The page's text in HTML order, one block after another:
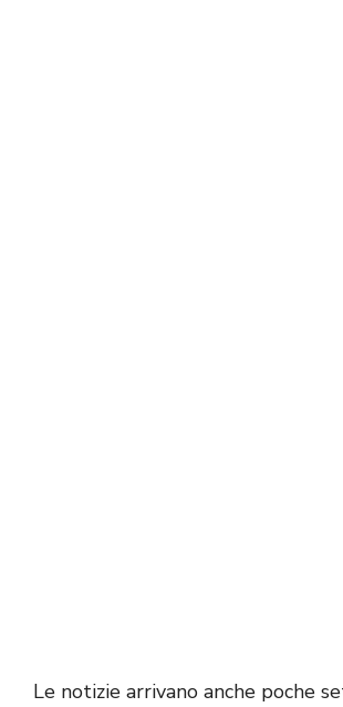
Le notizie arrivano anche poche